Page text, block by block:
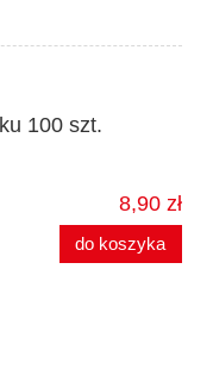
100 szt.
8,90 zł
do koszyka